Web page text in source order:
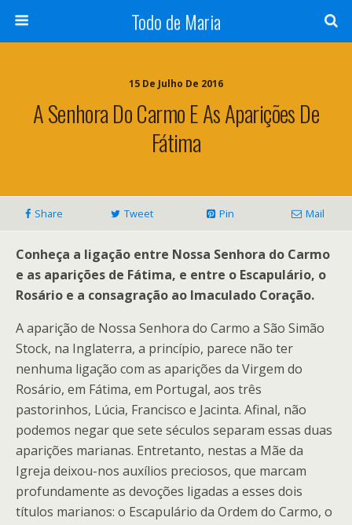
Todo de Maria
15 De Julho De 2016
A Senhora Do Carmo E As Aparições De
Fátima
Share Tweet Pin Mail
Conheça a ligação entre Nossa Senhora do Carmo
e as aparições de Fátima, e entre o Escapulário, o
Rosário e a consagração ao Imaculado Coração.
A aparição de Nossa Senhora do Carmo a São Simão
Stock, na Inglaterra, a princípio, parece não ter
nenhuma ligação com as aparições da Virgem do
Rosário, em Fátima, em Portugal, aos três
pastorinhos, Lúcia, Francisco e Jacinta. Afinal, não
podemos negar que sete séculos separam essas duas
aparições marianas. Entretanto, nestas a Mãe da
Igreja deixou-nos auxílios preciosos, que marcam
profundamente as devoções ligadas a esses dois
títulos marianos: o Escapulário da Ordem do Carmo, o